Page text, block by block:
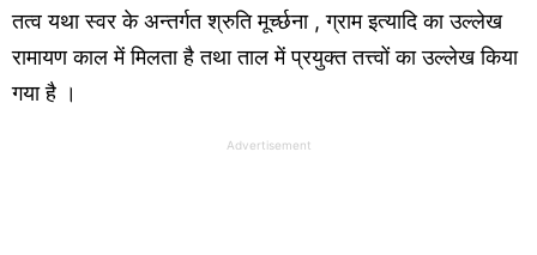
तत्व यथा स्वर के अन्तर्गत श्रुति मूर्च्छना , ग्राम इत्यादि का उल्लेख
रामायण काल में मिलता है तथा ताल में प्रयुक्त तत्त्वों का उल्लेख किया
गया है ।
Advertisement